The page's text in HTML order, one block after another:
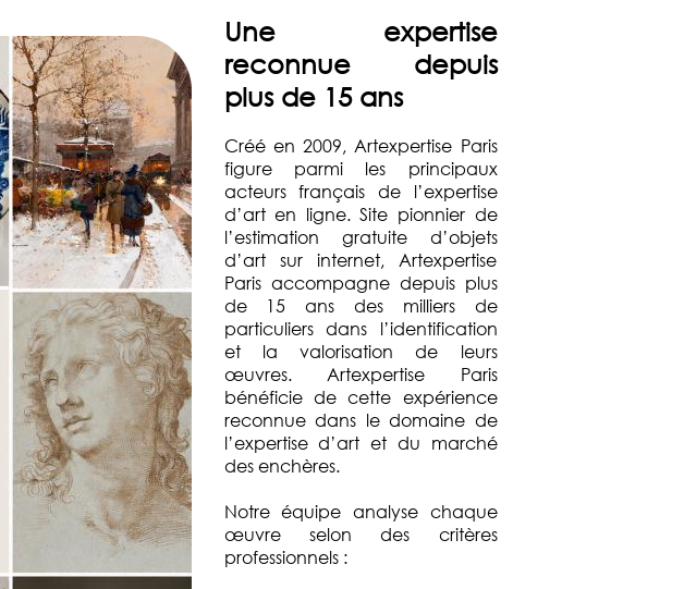
Une expertise
reconnue depuis
plus de 15 ans
Créé en 2009, Artexpertise Paris
figure parmi les principaux
acteurs français de l’expertise
d’art en ligne. Site pionnier de
l’estimation gratuite d’objets
d’art sur internet, Artexpertise
Paris accompagne depuis plus
de 15 ans des milliers de
particuliers dans l’identification
et la valorisation de leurs
œuvres. Artexpertise Paris
bénéficie de cette expérience
reconnue dans le domaine de
l’expertise d’art et du marché
des enchères.
Notre équipe analyse chaque
œuvre selon des critères
professionnels :